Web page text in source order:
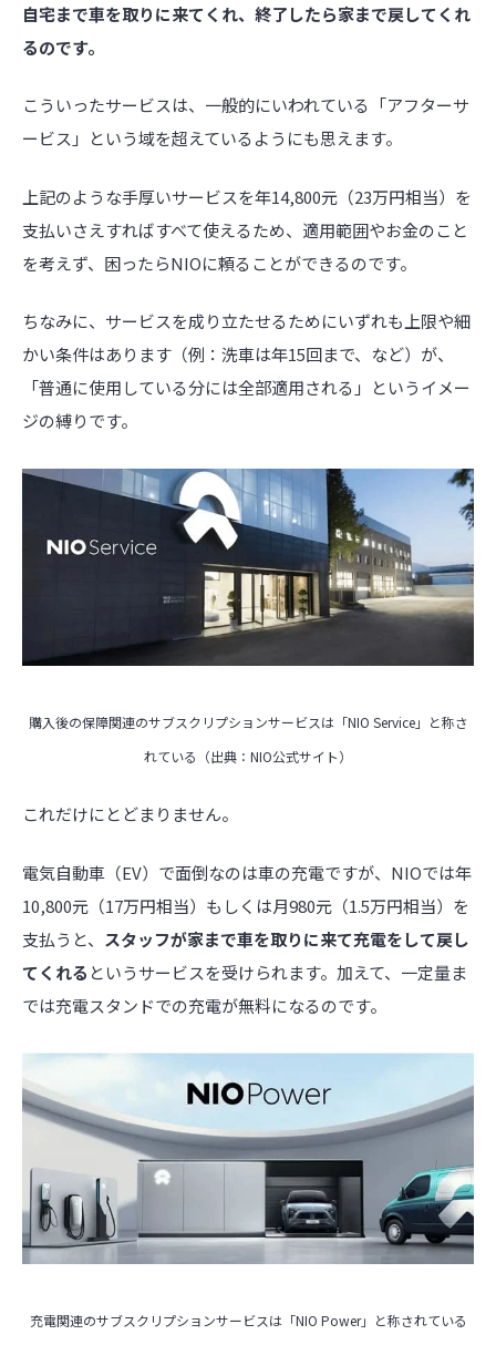
自宅まで車を取りに来てくれ、終了したら家まで戻してくれ
るのです。
こういったサービスは、一般的にいわれている「アフターサ
ービス」という域を超えているようにも思えます。
上記のような手厚いサービスを年14,800元（23万円相当）を
支払いさえすればすべて使えるため、適用範囲やお金のこと
を考えず、困ったらNIOに頼ることができるのです。
ちなみに、サービスを成り立たせるためにいずれも上限や細
かい条件はあります（例：洗車は年15回まで、など）が、
「普通に使用している分には全部適用される」というイメー
ジの縛りです。
購入後の保障関連のサブスクリプションサービスは「NIO Service」と称さ
れている（出典：NIO公式サイト）
これだけにとどまりません。
電気自動車（EV）で面倒なのは車の充電ですが、NIOでは年
10,800元（17万円相当）もしくは月980元（1.5万円相当）を
支払うと、 スタッフが家まで車を取りに来て充電をして戻し
てくれる というサービスを受けられます。加えて、一定量ま
では充電スタンドでの充電が無料になるのです。
充電関連のサブスクリプションサービスは「NIO Power」と称されている